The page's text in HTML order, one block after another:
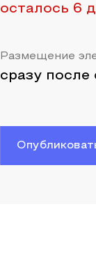
осталось 6
Размещение
сразу после